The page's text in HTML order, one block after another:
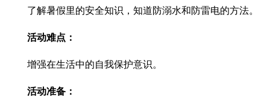
了解暑假里的安全知识，知道防溺水和防雷电的方法。
活动难点：
增强在生活中的自我保护意识。
活动准备：